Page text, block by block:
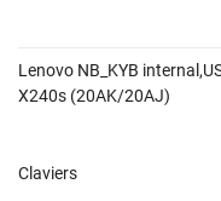
Lenovo NB_KYB
X240s (20AK/20AJ)
Claviers